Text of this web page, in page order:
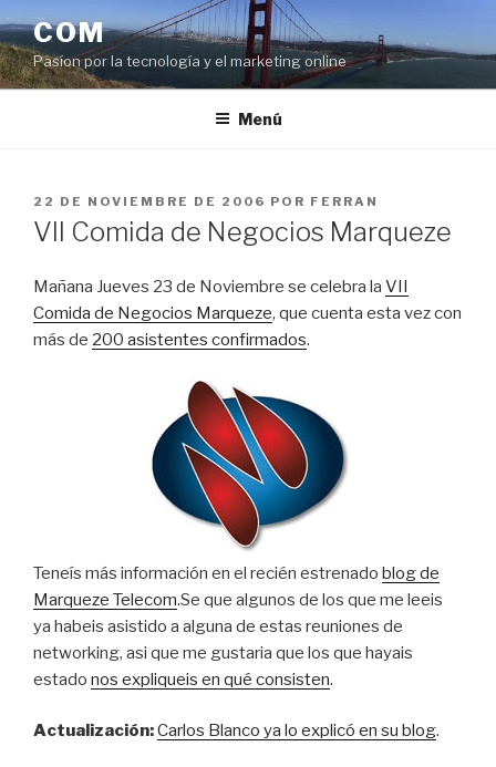
al
contenido
COM
Pasíon por la tecnología y el marketing online
Menú
PUBLICADO
EL
22 DE NOVIEMBRE DE 2006 POR FERRAN
VII Comida de Negocios Marqueze
Mañana Jueves 23 de Noviembre se celebra la VII
Comida de Negocios Marqueze, que cuenta esta vez con
más de 200 asistentes confirmados.
Teneís más información en el recién estrenado blog de
Marqueze Telecom.Se que algunos de los que me leeis
ya habeis asistido a alguna de estas reuniones de
networking, asi que me gustaria que los que hayais
estado nos expliqueis en qué consisten.
Actualización:Carlos Blanco ya lo explicó en su blog.